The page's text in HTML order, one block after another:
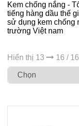
Kem chống nắng -
tiếng hàng dầu thế
sử dụng kem chống
trường Việt nam
Hiển thị 13 16 /